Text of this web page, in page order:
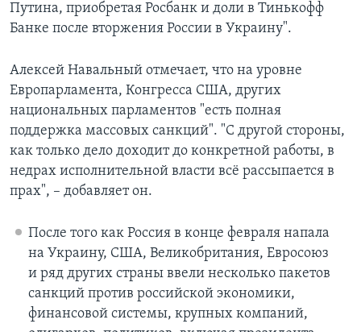
Путина, приобретая Росбанк и доли в Тинькофф
Банке после вторжения России в Украину".
Алексей Навальный отмечает, что на уровне
Европарламента, Конгресса США, других
национальных парламентов "есть полная
поддержка массовых санкций". "С другой стороны,
как только дело доходит до конкретной работы, в
недрах исполнительной власти всё рассыпается в
прах", – добавляет он.
После того как Россия в конце февраля напала
на Украину, США, Великобритания, Евросоюз
и ряд других страны ввели несколько пакетов
санкций против российской экономики,
финансовой системы, крупных компаний,